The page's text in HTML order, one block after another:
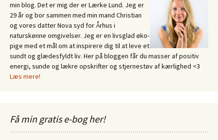
min blog. Det er mig der er Lærke Lund. Jeg er
29 år og bor sammen med min mand Christian
og vores datter Nova syd for Århus i
naturskønne omgivelser. Jeg er en livsglad øko-
pige med et mål om at inspirere dig til at leve et
sundt og glædesfyldt liv. Her på bloggen får du masser af positiv
energi, sunde og lækre opskrifter og stjernestøv af kærlighed <3
Læs mere!
Få min gratis e-bog her!